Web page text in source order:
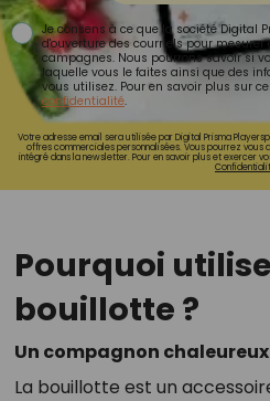
Je consens à ce que la société Digital
d'ouverture des courriels pour
campagnes. Nous pourrons savoir si
laquelle vous le faites ainsi que des
vous utilisez. Pour en savoir plus sur
confidentialité.
Votre adresse email sera utilisée par Digital Prisma
offres commerciales personnalisées. Vous pourrez vous
intégré dans la newsletter. Pour en savoir plus et exercer
Pourquoi
bouillotte ?
Un compagnon chaleureux
La bouillotte est un